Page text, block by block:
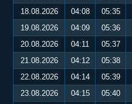
18.08.2026
04:08 05:35
19.08.2026
04:09 05:36
20.08.2026
04:11 05:37
21.08.2026
04:12 05:38
22.08.2026
04:14 05:39
23.08.2026
04:15 05:40